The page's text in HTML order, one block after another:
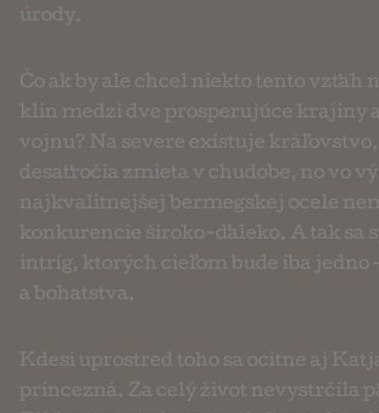
úrody.
Čo ak by ale chcel niekto tento vzťah
klin medzi dve prosperujúce krajiny
vojnu? Na severe existuje
desaťročia zmieta v chudobe, no vo
najkvalitnejšej bermegskej ocele
konkurencie široko-ďaleko. A tak sa
intríg, ktorých cieľom bude iba jedno
a bohatstva.
Kdesi uprostred toho sa ocitne aj
princezná. Za celý život nevystrčila